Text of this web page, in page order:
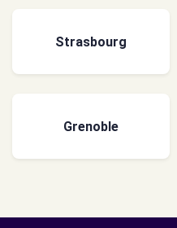
Strasbourg
Grenoble